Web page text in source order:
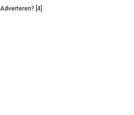
Adverteren? [4]